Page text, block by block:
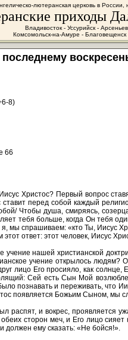
лютеранская церковь в России,
приходы
Владивосток - Уссурийск -
Комсомольск-на-Амуре -
8)
66
Христос? Первый вопрос
перед собой каждый
Чтобы душа, смиряясь,
тебя больше, когда Он тебя
мы спрашиваем: «кто Ты, Иисус
ответ: этот человек, Иисус
учение нашей христианской
учение открылось
лицо Его просияло, как
Сей есть Сын Мой
познавать и переживать,
появляется Божьим Сыном, мы
распят, и вокрес, проявляется
сторон меч, и Его лицо
должен ему сказать: «Не бойся!».